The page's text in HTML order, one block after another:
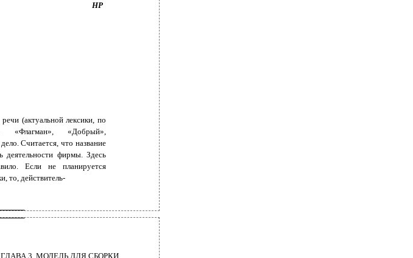
HP
(актуальной лексики, по
«Добрый»,
Считается, что название
деятельности фирмы. Здесь
Если не планируется
то, действитель-
ГЛАВА 3. МОДЕЛЬ ДЛЯ СБОРКИ